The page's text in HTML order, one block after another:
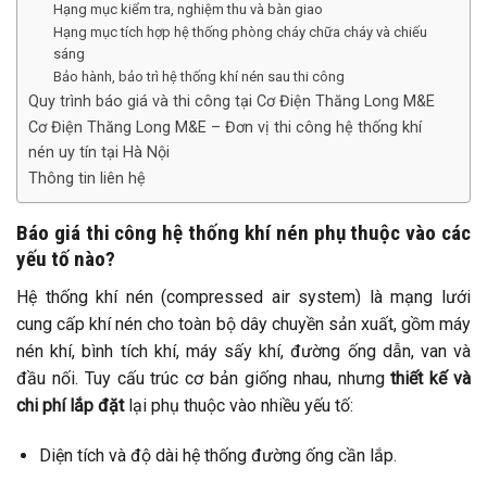
Hạng mục kiểm tra, nghiệm thu và bàn giao
Hạng mục tích hợp hệ thống phòng cháy chữa cháy và chiếu
sáng
Bảo hành, bảo trì hệ thống khí nén sau thi công
Quy trình báo giá và thi công tại Cơ Điện Thăng Long M&E
Cơ Điện Thăng Long M&E – Đơn vị thi công hệ thống khí
nén uy tín tại Hà Nội
Thông tin liên hệ
Báo giá thi công hệ thống khí nén phụ thuộc vào các
yếu tố nào?
Hệ thống khí nén (compressed air system) là mạng lưới
cung cấp khí nén cho toàn bộ dây chuyền sản xuất, gồm máy
nén khí, bình tích khí, máy sấy khí, đường ống dẫn, van và
đầu nối. Tuy cấu trúc cơ bản giống nhau, nhưngthiết kế và
chi phí lắp đặtlại phụ thuộc vào nhiều yếu tố:
Diện tích và độ dài hệ thống đường ống cần lắp.